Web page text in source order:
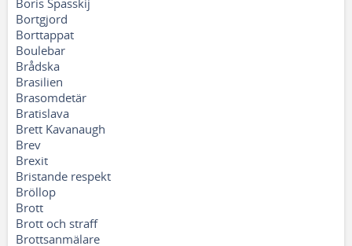
Boris Spasskij
Bortgjord
Borttappat
Boulebar
Brådska
Brasilien
Brasomdetär
Bratislava
Brett Kavanaugh
Brev
Brexit
Bristande respekt
Bröllop
Brott
Brott och straff
Brottsanmälare